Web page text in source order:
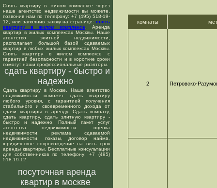
Снять квартиру в жилом комплексе через
наше агентство недвижимости вы можете,
позвонив нам по телефону: +7 (495) 518-19-
12, или заполнив заявку на странице: снять
квартиру в жилом комплексе . Аренда
квартир в жилых комплексах Москвы. Наше
агентство элитной недвижимости,
располагает большой базой сдаваемых
квартир в любых жилых комплексах Москвы.
Снять квартиру в жилом комплексе с
гарантией безопасности и в короткие сроки
помогут наши профессиональные риэлторы.
сдать квартиру - быстро и
надежно
Сдать квартиру в Москве. Наше агентство
недвижимости поможет сдать квартиру
любого уровня, с гарантией получения
стабильного и своевременного дохода от
сдачи квартиры в аренду. Сдать комнату,
сдать квартиру, сдать элитную квартиру -
быстро и надежно. Полный пакет услуг
агентства недвижимости: оценка
недвижимости, реклама сдаваемой
недвижимости, показы, договор найма,
юридическое сопровождение на весь срок
аренды квартиры. Бесплатные консультации
для собственников по телефону: +7 (495)
518-19-12.
посуточная аренда
квартир в москве
комнаты
2 Петровско-